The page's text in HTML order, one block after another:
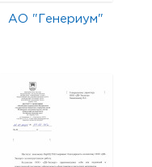
АО "Генериум"